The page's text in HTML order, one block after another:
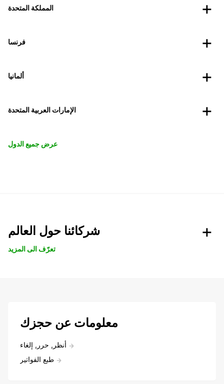
المملكة المتحدة
فرنسا
ألمانيا
الإمارات العربية المتحدة
عرض جميع الدول
شركائنا حول العالم
تعرّف الى المزيد
معلومات عن حجزك
أنظر, حرر, إلغاء
طبع الفواتير